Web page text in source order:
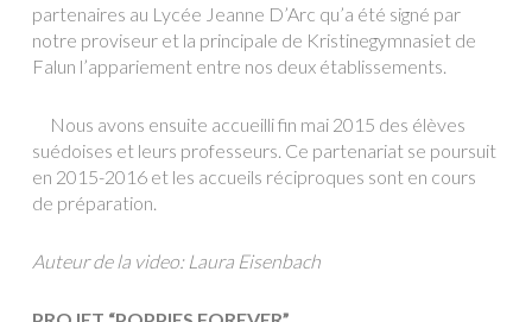
partenaires au Lycée Jeanne D’Arc qu’a été signé par
notre proviseur et la principale de Kristinegymnasiet de
Falun l’appariement entre nos deux établissements.
Nous avons ensuite accueilli fin mai 2015 des élèves
suédoises et leurs professeurs. Ce partenariat se poursuit
en 2015-2016 et les accueils réciproques sont en cours
de préparation.
Auteur de la video: Laura Eisenbach